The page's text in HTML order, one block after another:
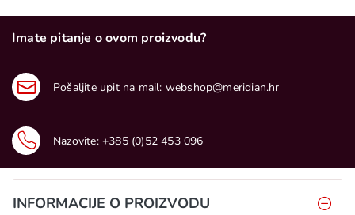
Imate pitanje o ovom proizvodu?
Pošaljite upit na mail: webshop@meridian.hr
Nazovite: +385 (0)52 453 096
INFORMACIJE O PROIZVODU